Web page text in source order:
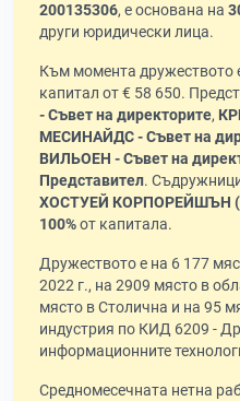
200135306, е основана на
други юридически лица.
Към момента дружеството
капитал от € 58 650.
- Съвет на директорите,
МЕСИНАЙДС - Съвет на
ВИЛЬОЕН - Съвет на
Представител.
ХОСТУЕЙ КОРПОРЕЙШЪН
100%от капитала.
Дружеството е на 6 177
2022 г., на 2909 място в
място в Столична и на 95
индустрия по КИД 6209 -
информационните
Средномесечната нетна